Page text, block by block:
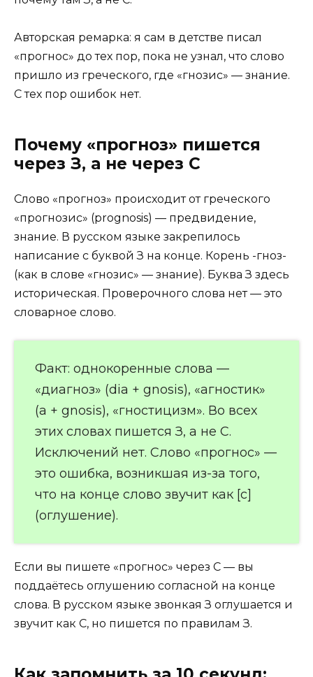
Авторская ремарка: я сам в детстве писал
«прогнос» до тех пор, пока не узнал, что слово
пришло из греческого, где «гнозис» — знание.
С тех пор ошибок нет.
Почему «прогноз» пишется
через З, а не через С
Слово «прогноз» происходит от греческого
«прогнозис» (prognosis) — предвидение,
знание. В русском языке закрепилось
написание с буквой З на конце. Корень -гноз-
(как в слове «гнозис» — знание). Буква З здесь
историческая. Проверочного слова нет — это
словарное слово.
Факт: однокоренные слова —
«диагноз» (dia + gnosis), «агностик»
(a + gnosis), «гностицизм». Во всех
этих словах пишется З, а не С.
Исключений нет. Слово «прогнос» —
это ошибка, возникшая из-за того,
что на конце слово звучит как [с]
(оглушение).
Если вы пишете «прогнос» через С — вы
поддаётесь оглушению согласной на конце
слова. В русском языке звонкая З оглушается и
звучит как С, но пишется по правилам З.